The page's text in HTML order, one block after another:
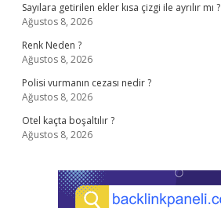
Sayılara getirilen ekler kısa çizgi ile ayrılır mı ?
Ağustos 8, 2026
Renk Neden ?
Ağustos 8, 2026
Polisi vurmanın cezası nedir ?
Ağustos 8, 2026
Otel kaçta boşaltılır ?
Ağustos 8, 2026